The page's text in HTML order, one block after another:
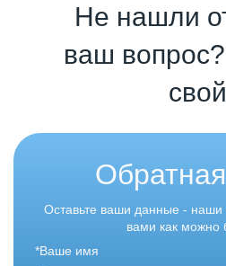
Не нашли
ваш
Оставьте ваши данные - наши
вами как можно
*Ваше имя